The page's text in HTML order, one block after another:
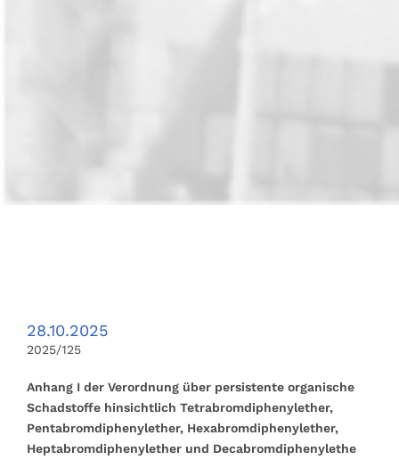
28.10.2025
2025/125
Anhang I der Verordnung über persistente organische
Schadstoffe hinsichtlich Tetrabromdiphenylether,
Pentabromdiphenylether, Hexabromdiphenylether,
Heptabromdiphenylether und Decabromdiphenylethe